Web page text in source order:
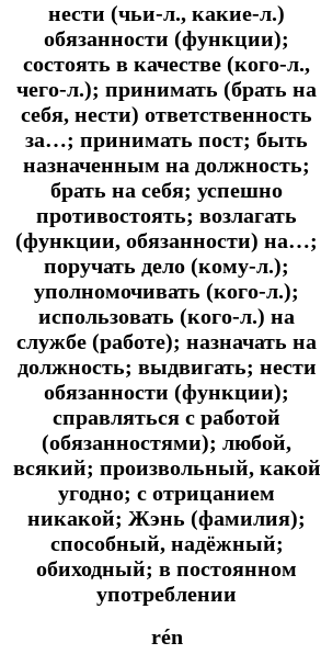
нести (чьи-л., какие-л.)
обязанности (функции);
состоять в качестве (кого-л.,
чего-л.); принимать (брать на
себя, нести) ответственность
за…; принимать пост; быть
назначенным на должность;
брать на себя; успешно
противостоять; возлагать
(функции, обязанности) на…;
поручать дело (кому-л.);
уполномочивать (кого-л.);
использовать (кого-л.) на
службе (работе); назначать на
должность; выдвигать; нести
обязанности (функции);
справляться с работой
(обязанностями); любой,
всякий; произвольный, какой
угодно; с отрицанием
никакой; Жэнь (фамилия);
способный, надёжный;
обиходный; в постоянном
употреблении
rén